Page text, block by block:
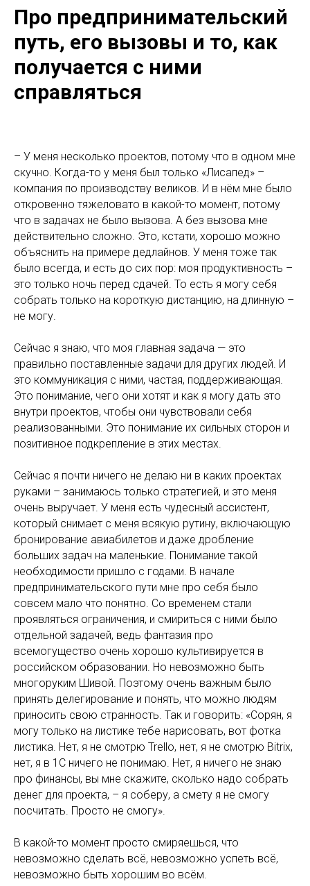
Про предпринимательский
путь, его вызовы и то, как
получается с ними
справляться
– У меня несколько проектов, потому что в одном мне
скучно. Когда-то у меня был только «Лисапед» –
компания по производству великов. И в нём мне было
откровенно тяжеловато в какой-то момент, потому
что в задачах не было вызова. А без вызова мне
действительно сложно. Это, кстати, хорошо можно
объяснить на примере дедлайнов. У меня тоже так
было всегда, и есть до сих пор: моя продуктивность –
это только ночь перед сдачей. То есть я могу себя
собрать только на короткую дистанцию, на длинную –
не могу.
Сейчас я знаю, что моя главная задача — это
правильно поставленные задачи для других людей. И
это коммуникация с ними, частая, поддерживающая.
Это понимание, чего они хотят и как я могу дать это
внутри проектов, чтобы они чувствовали себя
реализованными. Это понимание их сильных сторон и
позитивное подкрепление в этих местах.
Сейчас я почти ничего не делаю ни в каких проектах
руками – занимаюсь только стратегией, и это меня
очень выручает. У меня есть чудесный ассистент,
который снимает с меня всякую рутину, включающую
бронирование авиабилетов и даже дробление
больших задач на маленькие. Понимание такой
необходимости пришло с годами. В начале
предпринимательского пути мне про себя было
совсем мало что понятно. Со временем стали
проявляться ограничения, и смириться с ними было
отдельной задачей, ведь фантазия про
всемогущество очень хорошо культивируется в
российском образовании. Но невозможно быть
многоруким Шивой. Поэтому очень важным было
принять делегирование и понять, что можно людям
приносить свою странность. Так и говорить: «Сорян, я
могу только на листике тебе нарисовать, вот фотка
листика. Нет, я не смотрю Trello, нет, я не смотрю Bitrix,
нет, я в 1C ничего не понимаю. Нет, я ничего не знаю
про финансы, вы мне скажите, сколько надо собрать
денег для проекта, – я соберу, а смету я не смогу
посчитать. Просто не смогу».
В какой-то момент просто смиряешься, что
невозможно сделать всё, невозможно успеть всё,
невозможно быть хорошим во всём.